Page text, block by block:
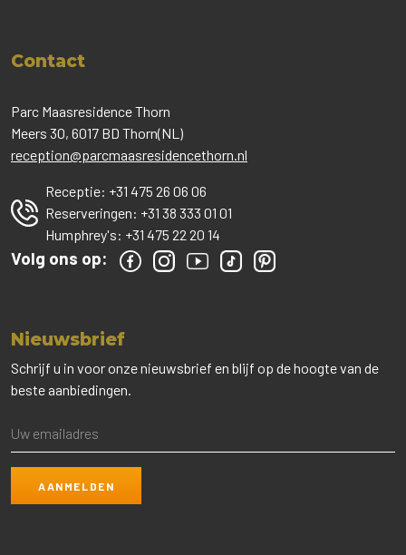
Contact
Parc Maasresidence Thorn
Meers 30, 6017 BD Thorn(NL)
reception@parcmaasresidencethorn.nl
Receptie: +31 475 26 06 06
Reserveringen: +31 38 333 01 01
Humphrey's: +31 475 22 20 14
Volg ons op:
Nieuwsbrief
Schrijf u in voor onze nieuwsbrief en blijf op de hoogte van de
beste aanbiedingen.